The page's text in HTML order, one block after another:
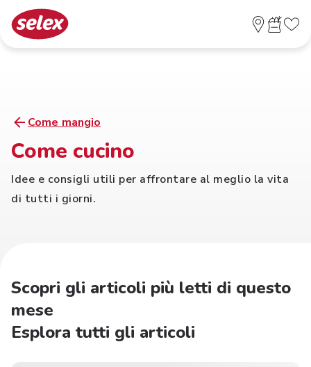
Come mangio
Come cucino
Idee e consigli utili per affrontare al meglio la vita
di tutti i giorni.
Scopri gli articoli più letti di questo
mese
Esplora tutti gli articoli